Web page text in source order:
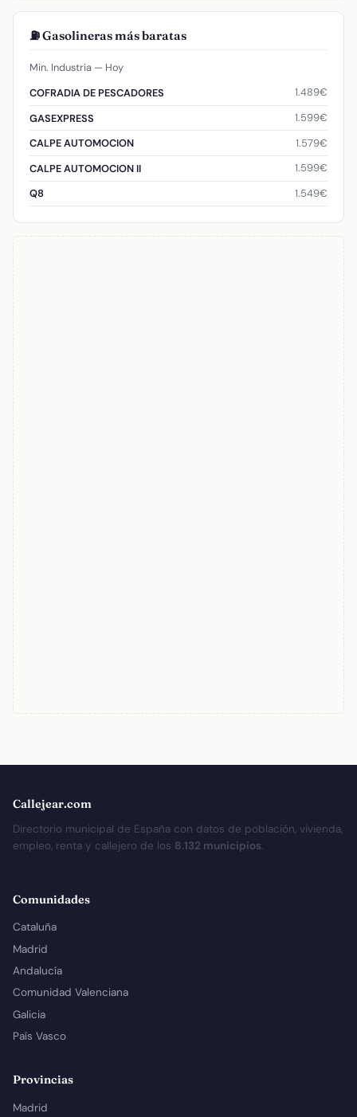
⛽ Gasolineras más baratas
Min. Industria — Hoy
COFRADIA DE PESCADORES
1.489€
GASEXPRESS
1.599€
CALPE AUTOMOCION
1.579€
CALPE AUTOMOCION II
1.599€
Q8
1.549€
Callejear.com
Directorio municipal de España con datos de población, vivienda,
empleo, renta y callejero de los 8.132 municipios.
Comunidades
Cataluña
Madrid
Andalucía
Comunidad Valenciana
Galicia
País Vasco
Provincias
Madrid